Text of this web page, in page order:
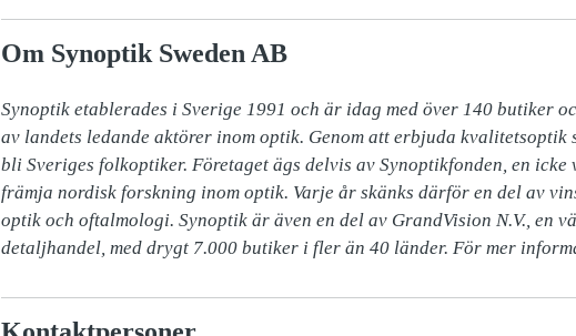
Om Synoptik Sweden AB
Synoptik etablerades i Sverige 1991 och är idag med över 140 butiker
av landets ledande aktörer inom optik. Genom att erbjuda kvalitetsoptik
bli Sveriges folkoptiker. Företaget ägs delvis av Synoptikfonden, en
främja nordisk forskning inom optik. Varje år skänks därför en del av
optik och oftalmologi. Synoptik är även en del av GrandVision N.V., en
detaljhandel, med drygt 7.000 butiker i fler än 40 länder. För mer